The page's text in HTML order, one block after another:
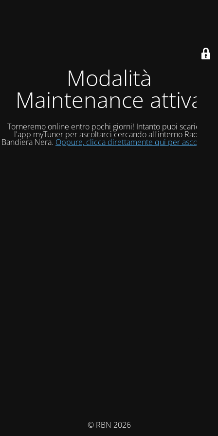
Modalità
Maintenance attiva
Torneremo online entro pochi giorni! Intanto puoi scaricare
l'app myTuner per ascoltarci cercando all'interno Radio
Bandiera Nera. Oppure, clicca direttamente qui per ascoltarci!
© RBN 2026